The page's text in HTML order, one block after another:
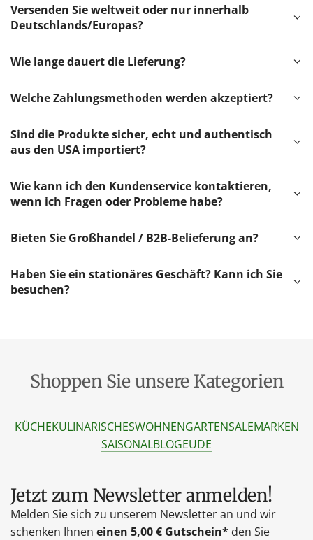
Versenden Sie weltweit oder nur innerhalb
Deutschlands/Europas?
Wie lange dauert die Lieferung?
Welche Zahlungsmethoden werden akzeptiert?
Sind die Produkte sicher, echt und authentisch
aus den USA importiert?
Wie kann ich den Kundenservice kontaktieren,
wenn ich Fragen oder Probleme habe?
Bieten Sie Großhandel / B2B-Belieferung an?
Haben Sie ein stationäres Geschäft? Kann ich Sie
besuchen?
Shoppen Sie unsere Kategorien
KÜCHEKULINARISCHESWOHNENGARTENSALEMARKEN
SAISONALBLOGEUDE
Jetzt zum Newsletter anmelden!
Melden Sie sich zu unserem Newsletter an und wir
schenken Ihnen einen 5,00 € Gutschein* den Sie